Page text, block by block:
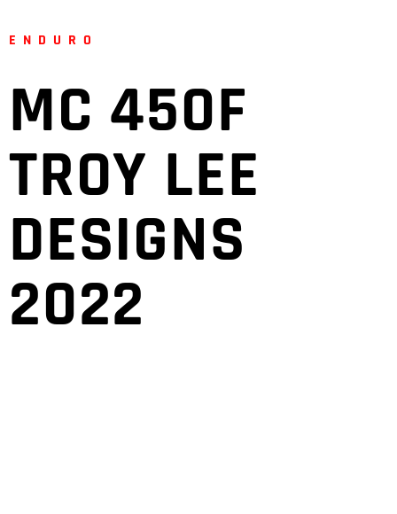
ENDURO
MC 450F
TROY LEE
DESIGNS
2022